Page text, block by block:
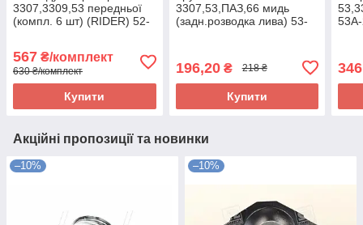
3307,3309,53 передньої
(компл. 6 шт) (RIDER) 52-
567 ₴/комплект
630 ₴/комплект
Купити
3307,53,ПАЗ,66 мидь
(задн.розводка лива) 53-
196,20₴ 218 ₴
Купити
Акційні пропозиції та новинки
–10% –10%